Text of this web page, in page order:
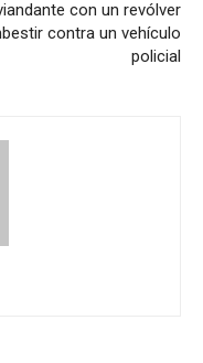
con un revólver
contra un vehículo
policial